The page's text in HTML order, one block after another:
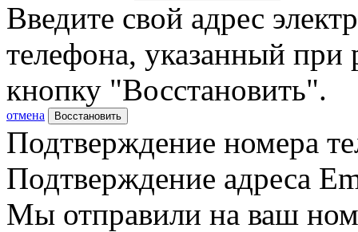
Введите свой адрес
телефона, указанный при
кнопку "Восстановить".
отмена Восстановить
Подтверждение номера
Подтверждение адреса
Мы отправили на ваш